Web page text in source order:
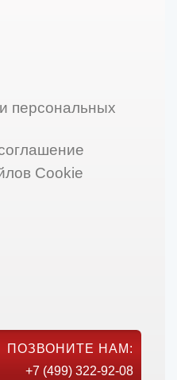
персональных
Cookie
ПОЗВОНИТЕ НАМ:
+7 (499) 322-92-08